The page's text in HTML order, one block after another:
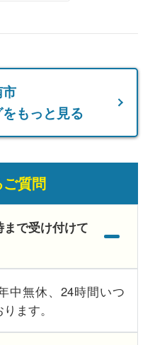
もっと見る
質問
まで受け付けて
中無休、24時間いつ
ます。